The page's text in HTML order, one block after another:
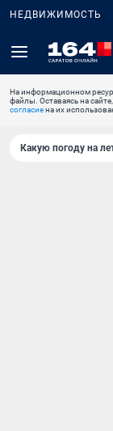
НЕДВИЖИМОСТЬ
На информационном
файлы. Оставаясь на
согласиена их
Какую погоду на